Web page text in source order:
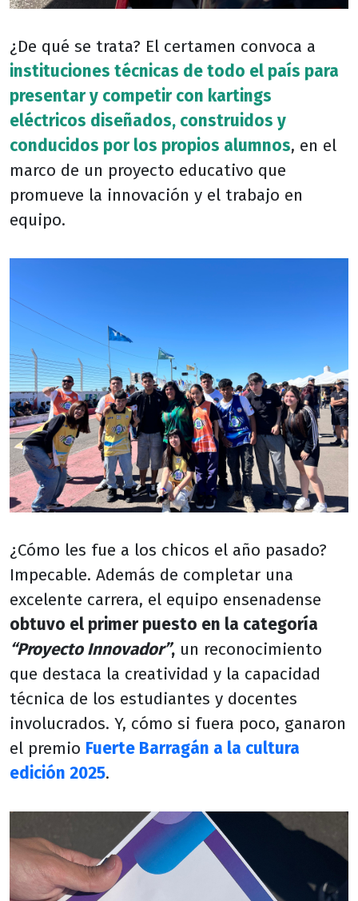
¿De qué se trata? El certamen convoca a
instituciones técnicas de todo el país para
presentar y competir con kartings
eléctricos diseñados, construidos y
conducidos por los propios alumnos, en el
marco de un proyecto educativo que
promueve la innovación y el trabajo en
equipo.
¿Cómo les fue a los chicos el año pasado?
Impecable. Además de completar una
excelente carrera, el equipo ensenadense
obtuvo el primer puesto en la categoría
“Proyecto Innovador”, un reconocimiento
que destaca la creatividad y la capacidad
técnica de los estudiantes y docentes
involucrados. Y, cómo si fuera poco, ganaron
el premio Fuerte Barragán a la cultura
edición 2025.